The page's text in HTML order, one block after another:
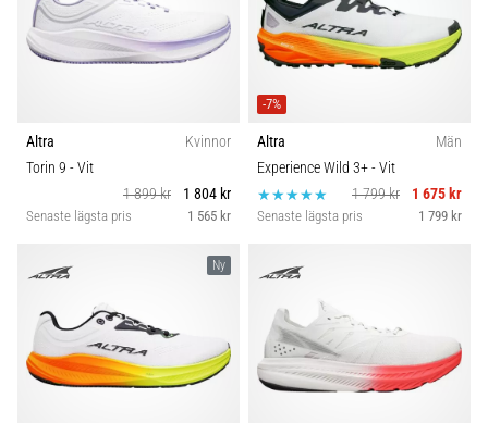
Altra
Kvinnor
Torin 9 - Vit
1 899 kr
1 804 kr
Senaste lägsta pris 1 565 kr
-7%
Altra
Män
Experience Wild 3+- Vit
1 799 kr
1 675 kr
Senaste lägsta pris 1 799 kr
Ny